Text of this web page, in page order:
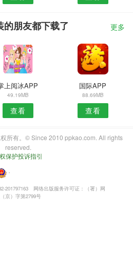
的朋友都下载了 更多
上阅冰APP
49.19MB
查看
国际APP
88.69MB
查看
所有。© Since 2010 ppkao.com. All rights
reserved.
保护投诉指引
・
201797163
网络出版服务许可证：（署）网
京）字第2799号